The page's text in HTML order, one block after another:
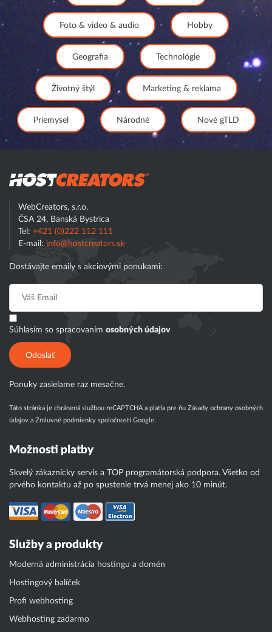
Foto & video & audio Hobby
Geografia Technológie
Životný štýl Marketing & reklama
Priemysel Národné Nové gTLD
WebCreators, s.r.o.
ČSA 24, Banská Bystrica
Tel: +421 (0)222 112 111
E-mail: info@hostcreators.sk
Dostávajte emaily s akciovými ponukami:
Súhlasím so spracovaním osobných údajov
Odoslať
Ponuky zasielame raz mesačne.
Táto stránka je chránená službou reCAPTCHA a platia pre ňu Zásady ochrany osobných
údajov a Zmluvné podmienky spoločnosti Google.
Možnosti platby
Skvelý zákaznícky servis a TOP programátorská podpora. Všetko od
prvého kontaktu až po spustenie trvá menej ako 10 minút.
Služby a produkty
Moderná administrácia hostingu a domén
Hostingový balíček
Profi webhosting
Webhosting zadarmo